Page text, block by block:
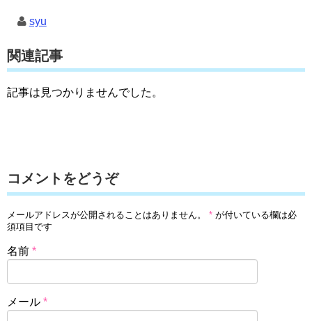
syu
関連記事
記事は見つかりませんでした。
コメントをどうぞ
メールアドレスが公開されることはありません。 * が付いている欄は必
須項目です
名前 *
メール *